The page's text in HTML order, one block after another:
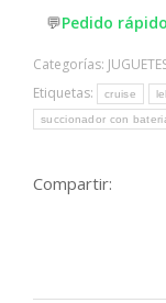
💬Pedido
Categorías:
Etiquetas:
cruise
succionador con
Compartir: